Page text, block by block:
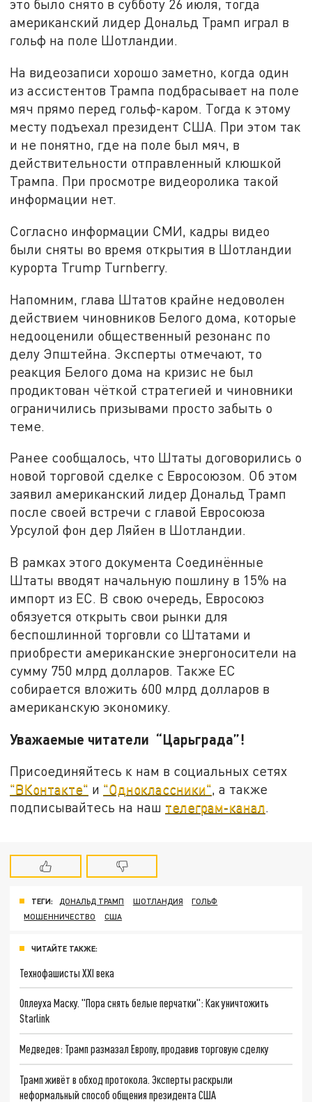
это было снято в субботу 26 июля, тогда
американский лидер Дональд Трамп играл в
гольф на поле Шотландии.
На видеозаписи хорошо заметно, когда один
из ассистентов Трампа подбрасывает на поле
мяч прямо перед гольф-каром. Тогда к этому
месту подъехал президент США. При этом так
и не понятно, где на поле был мяч, в
действительности отправленный клюшкой
Трампа. При просмотре видеоролика такой
информации нет.
Согласно информации СМИ, кадры видео
были сняты во время открытия в Шотландии
курорта Trump Turnberry.
Напомним, глава Штатов крайне недоволен
действием чиновников Белого дома, которые
недооценили общественный резонанс по
делу Эпштейна. Эксперты отмечают, то
реакция Белого дома на кризис не был
продиктован чёткой стратегией и чиновники
ограничились призывами просто забыть о
теме.
Ранее сообщалось, что Штаты договорились о
новой торговой сделке с Евросоюзом. Об этом
заявил американский лидер Дональд Трамп
после своей встречи с главой Евросоюза
Урсулой фон дер Ляйен в Шотландии.
В рамках этого документа Соединённые
Штаты вводят начальную пошлину в 15% на
импорт из ЕС. В свою очередь, Евросоюз
обязуется открыть свои рынки для
беспошлинной торговли со Штатами и
приобрести американские энергоносители на
сумму 750 млрд долларов. Также ЕС
собирается вложить 600 млрд долларов в
американскую экономику.
Уважаемые читатели “Царьграда”!
Присоединяйтесь к нам в социальных сетях
"ВКонтакте" и "Одноклассники", а также
подписывайтесь на наш телеграм-канал.
ТЕГИ: ДОНАЛЬД ТРАМП ШОТЛАНДИЯ
ГОЛЬФ
МОШЕННИЧЕСТВО
США
ЧИТАЙТЕ ТАКЖЕ:
Технофашисты XXI века
Оплеуха Маску. "Пора снять белые перчатки": Как уничтожить
Starlink
Медведев: Трамп размазал Европу, продавив торговую сделку
Трамп живёт в обход протокола. Эксперты раскрыли
неформальный способ общения президента США